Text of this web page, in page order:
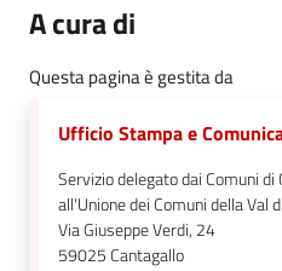
A cura di
Questa pagina è gestita da
Ufficio Stampa e
Servizio delegato dai Comuni di
all'Unione dei Comuni della Val
Via Giuseppe Verdi, 24
59025Cantagallo